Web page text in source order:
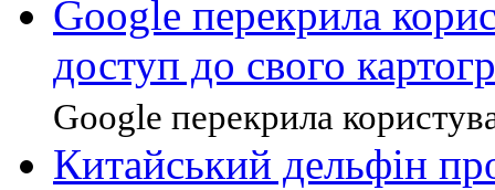
Google перекрила
доступ до свого
Google перекрила
Китайський дельфін